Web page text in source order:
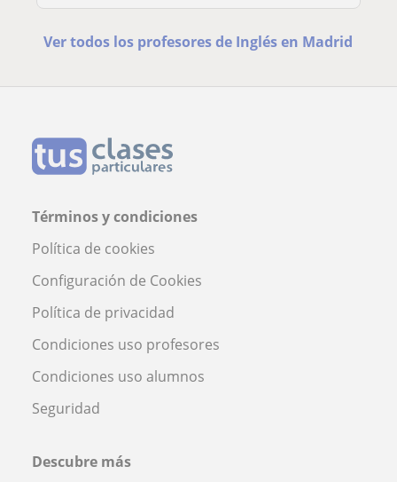
Ver todos los profesores de Inglés en Madrid
Términos y condiciones
Política de cookies
Configuración de Cookies
Política de privacidad
Condiciones uso profesores
Condiciones uso alumnos
Seguridad
Descubre más